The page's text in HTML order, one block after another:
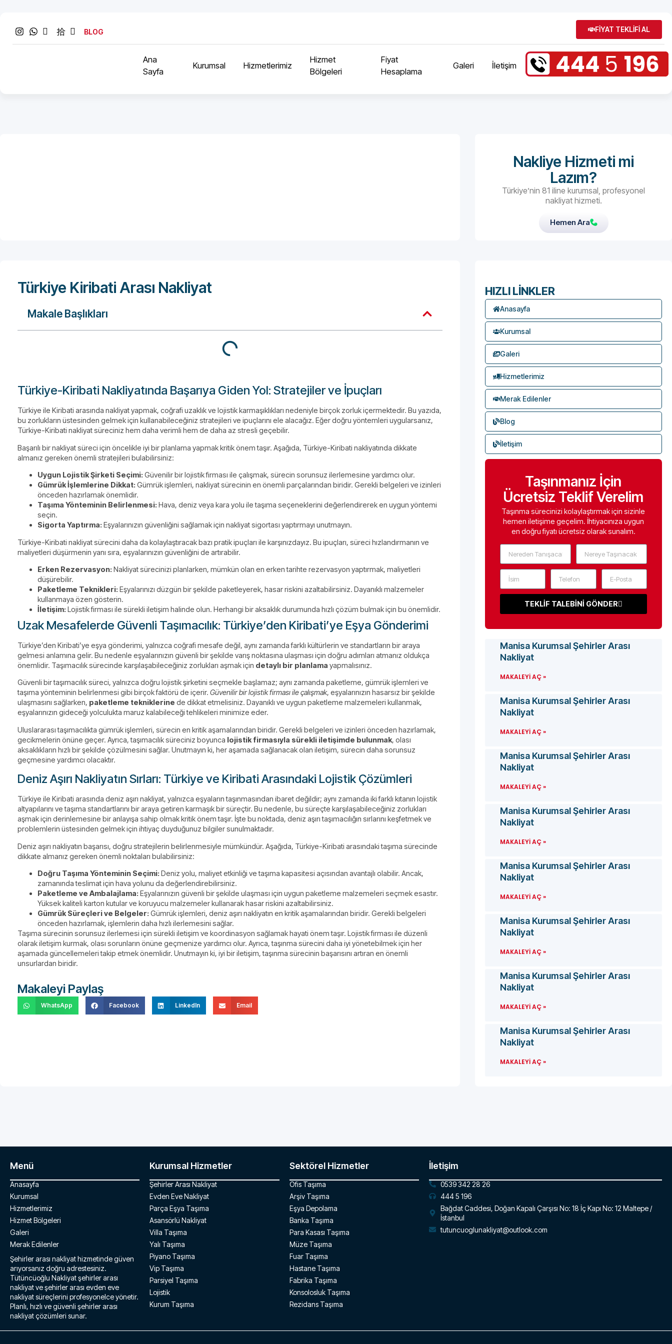
BLOG FİYAT TEKLİFİ AL
Ana
Sayfa
Kurumsal Hizmetlerimiz
Hizmet
Bölgeleri
Fiyat
Hesaplama
Galeri İletişim
Nakliye Hizmeti mi
Lazım?
Türkiye’nin 81 iline kurumsal, profesyonel
nakliyat hizmeti.
Hemen Ara
Türkiye Kiribati Arası Nakliyat
Makale Başlıkları
Türkiye-Kiribati Nakliyatında Başarıya Giden Yol: Stratejiler ve İpuçları
Türkiye ile Kiribati arasında nakliyat yapmak, coğrafi uzaklık ve lojistik karmaşıklıkları nedeniyle birçok zorluk içermektedir. Bu yazıda,
bu zorlukların üstesinden gelmek için kullanabileceğiniz stratejileri ve ipuçlarını ele alacağız. Eğer doğru yöntemleri uygularsanız,
Türkiye-Kiribati nakliyat süreciniz hem daha verimli hem de daha az stresli geçebilir.
Başarılı bir nakliyat süreci için öncelikle iyi bir planlama yapmak kritik önem taşır. Aşağıda, Türkiye-Kiribati nakliyatında dikkate
almanız gereken önemli stratejileri bulabilirsiniz:
Uygun Lojistik Şirketi Seçimi: Güvenilir bir lojistik firması ile çalışmak, sürecin sorunsuz ilerlemesine yardımcı olur.
Gümrük İşlemlerine Dikkat: Gümrük işlemleri, nakliyat sürecinin en önemli parçalarından biridir. Gerekli belgeleri ve izinleri
önceden hazırlamak önemlidir.
Taşıma Yönteminin Belirlenmesi: Hava, deniz veya kara yolu ile taşıma seçeneklerini değerlendirerek en uygun yöntemi
seçin.
Sigorta Yaptırma: Eşyalarınızın güvenliğini sağlamak için nakliyat sigortası yaptırmayı unutmayın.
Türkiye-Kiribati nakliyat sürecini daha da kolaylaştıracak bazı pratik ipuçları ile karşınızdayız. Bu ipuçları, süreci hızlandırmanın ve
maliyetleri düşürmenin yanı sıra, eşyalarınızın güvenliğini de artırabilir.
Erken Rezervasyon: Nakliyat sürecinizi planlarken, mümkün olan en erken tarihte rezervasyon yaptırmak, maliyetleri
düşürebilir.
Paketleme Teknikleri: Eşyalarınızı düzgün bir şekilde paketleyerek, hasar riskini azaltabilirsiniz. Dayanıklı malzemeler
kullanmaya özen gösterin.
İletişim: Lojistik firması ile sürekli iletişim halinde olun. Herhangi bir aksaklık durumunda hızlı çözüm bulmak için bu önemlidir.
Uzak Mesafelerde Güvenli Taşımacılık: Türkiye’den Kiribati’ye Eşya Gönderimi
Türkiye’den Kiribati’ye eşya gönderimi, yalnızca coğrafi mesafe değil, aynı zamanda farklı kültürlerin ve standartların bir araya
gelmesi anlamına gelir. Bu nedenle eşyalarınızın güvenli bir şekilde varış noktasına ulaşması için doğru adımları atmanız oldukça
önemlidir. Taşımacılık sürecinde karşılaşabileceğiniz zorlukları aşmak için detaylı bir planlama yapmalısınız.
Güvenli bir taşımacılık süreci, yalnızca doğru lojistik şirketini seçmekle başlamaz; aynı zamanda paketleme, gümrük işlemleri ve
taşıma yönteminin belirlenmesi gibi birçok faktörü de içerir. Güvenilir bir lojistik firması ile çalışmak, eşyalarınızın hasarsız bir şekilde
ulaşmasını sağlarken, paketleme tekniklerine de dikkat etmelisiniz. Dayanıklı ve uygun paketleme malzemeleri kullanmak,
eşyalarınızın gideceği yolculukta maruz kalabileceği tehlikeleri minimize eder.
Uluslararası taşımacılıkta gümrük işlemleri, sürecin en kritik aşamalarından biridir. Gerekli belgeleri ve izinleri önceden hazırlamak,
gecikmelerin önüne geçer. Ayrıca, taşımacılık süreciniz boyunca lojistik firmasıyla sürekli iletişimde bulunmak, olası
aksaklıkların hızlı bir şekilde çözülmesini sağlar. Unutmayın ki, her aşamada sağlanacak olan iletişim, sürecin daha sorunsuz
geçmesine yardımcı olacaktır.
Deniz Aşırı Nakliyatın Sırları: Türkiye ve Kiribati Arasındaki Lojistik Çözümleri
Türkiye ile Kiribati arasında deniz aşırı nakliyat, yalnızca eşyaların taşınmasından ibaret değildir; aynı zamanda iki farklı kıtanın lojistik
altyapılarını ve taşıma standartlarını bir araya getiren karmaşık bir süreçtir. Bu nedenle, bu süreçte karşılaşabileceğiniz zorlukları
aşmak için derinlemesine bir anlayışa sahip olmak kritik önem taşır. İşte bu noktada, deniz aşırı taşımacılığın sırlarını keşfetmek ve
problemlerin üstesinden gelmek için ihtiyaç duyduğunuz bilgiler sunulmaktadır.
Deniz aşırı nakliyatın başarısı, doğru stratejilerin belirlenmesiyle mümkündür. Aşağıda, Türkiye-Kiribati arasındaki taşıma sürecinde
dikkate almanız gereken önemli noktaları bulabilirsiniz:
Doğru Taşıma Yönteminin Seçimi: Deniz yolu, maliyet etkinliği ve taşıma kapasitesi açısından avantajlı olabilir. Ancak,
zamanında teslimat için hava yolunu da değerlendirebilirsiniz.
Paketleme ve Ambalajlama: Eşyalarınızın güvenli bir şekilde ulaşması için uygun paketleme malzemeleri seçmek esastır.
Yüksek kaliteli karton kutular ve koruyucu malzemeler kullanarak hasar riskini azaltabilirsiniz.
Gümrük Süreçleri ve Belgeler: Gümrük işlemleri, deniz aşırı nakliyatın en kritik aşamalarından biridir. Gerekli belgeleri
önceden hazırlamak, işlemlerin daha hızlı ilerlemesini sağlar.
Taşıma sürecinin sorunsuz ilerlemesi için sürekli iletişim ve koordinasyon sağlamak hayati önem taşır. Lojistik firması ile düzenli
olarak iletişim kurmak, olası sorunların önüne geçmenize yardımcı olur. Ayrıca, taşınma sürecini daha iyi yönetebilmek için her
aşamada güncellemeleri takip etmek önemlidir. Unutmayın ki, iyi bir iletişim, taşınma sürecinin başarısını artıran en önemli
unsurlardan biridir.
Makaleyi Paylaş
WhatsApp Facebook LinkedIn Email
HIZLI LİNKLER
Anasayfa
Kurumsal
Galeri
Hizmetlerimiz
Merak Edilenler
Blog
İletişim
Taşınmanız İçin
Ücretsiz Teklif Verelim
Taşınma sürecinizi kolaylaştırmak için sizinle
hemen iletişime geçelim. İhtiyacınıza uygun
en doğru fiyatı ücretsiz olarak sunalım.
TEKLİF TALEBİNİ GÖNDER
Manisa Kurumsal Şehirler Arası
Nakliyat
MAKALEYI AÇ »
Manisa Kurumsal Şehirler Arası
Nakliyat
MAKALEYI AÇ »
Manisa Kurumsal Şehirler Arası
Nakliyat
MAKALEYI AÇ »
Manisa Kurumsal Şehirler Arası
Nakliyat
MAKALEYI AÇ »
Manisa Kurumsal Şehirler Arası
Nakliyat
MAKALEYI AÇ »
Manisa Kurumsal Şehirler Arası
Nakliyat
MAKALEYI AÇ »
Manisa Kurumsal Şehirler Arası
Nakliyat
MAKALEYI AÇ »
Manisa Kurumsal Şehirler Arası
Nakliyat
MAKALEYI AÇ »
Menü
Anasayfa
Kurumsal
Hizmetlerimiz
Hizmet Bölgeleri
Galeri
Merak Edilenler
Şehirler arası nakliyat hizmetinde güven
arıyorsanız doğru adrestesiniz.
Tütüncüoğlu Nakliyat şehirler arası
nakliyat ve şehirler arası evden eve
nakliyat süreçlerini profesyonelce yönetir.
Planlı, hızlı ve güvenli şehirler arası
nakliyat çözümleri sunar.
Kurumsal Hizmetler
Şehirler Arası Nakliyat
Evden Eve Nakliyat
Parça Eşya Taşıma
Asansörlü Nakliyat
Villa Taşıma
Yalı Taşıma
Piyano Taşıma
Vip Taşıma
Parsiyel Taşıma
Lojistik
Kurum Taşıma
Sektörel Hizmetler
Ofis Taşıma
Arşiv Taşıma
Eşya Depolama
Banka Taşıma
Para Kasası Taşıma
Müze Taşıma
Fuar Taşıma
Hastane Taşıma
Fabrika Taşıma
Konsolosluk Taşıma
Rezidans Taşıma
İletişim
0539 342 28 26
444 5 196
Bağdat Caddesi, Doğan Kapalı Çarşısı No: 18 İç Kapı No: 12 Maltepe /
İstanbul
tutuncuoglunakliyat@outlook.com